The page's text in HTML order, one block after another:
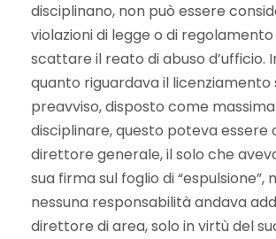
disciplinano, non può essere
violazioni di legge o di
scattare il reato di abuso d’ufficio.
quanto riguardava il licenziamento
preavviso, disposto come
disciplinare, questo poteva
direttore generale, il solo che
sua firma sul foglio di “espulsione”,
nessuna responsabilità andava
direttore di area, solo in virtù del